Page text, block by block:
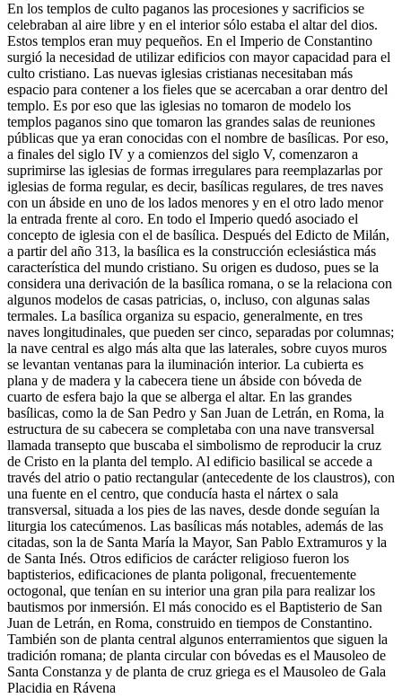
En los templos de culto paganos las procesiones y sacrificios se
celebraban al aire libre y en el interior sólo estaba el altar del dios.
Estos templos eran muy pequeños. En el Imperio de Constantino
surgió la necesidad de utilizar edificios con mayor capacidad para el
culto cristiano. Las nuevas iglesias cristianas necesitaban más
espacio para contener a los fieles que se acercaban a orar dentro del
templo. Es por eso que las iglesias no tomaron de modelo los
templos paganos sino que tomaron las grandes salas de reuniones
públicas que ya eran conocidas con el nombre de basílicas. Por eso,
a finales del siglo IV y a comienzos del siglo V, comenzaron a
suprimirse las iglesias de formas irregulares para reemplazarlas por
iglesias de forma regular, es decir, basílicas regulares, de tres naves
con un ábside en uno de los lados menores y en el otro lado menor
la entrada frente al coro. En todo el Imperio quedó asociado el
concepto de iglesia con el de basílica. Después del Edicto de Milán,
a partir del año 313, la basílica es la construcción eclesiástica más
característica del mundo cristiano. Su origen es dudoso, pues se la
considera una derivación de la basílica romana, o se la relaciona con
algunos modelos de casas patricias, o, incluso, con algunas salas
termales. La basílica organiza su espacio, generalmente, en tres
naves longitudinales, que pueden ser cinco, separadas por columnas;
la nave central es algo más alta que las laterales, sobre cuyos muros
se levantan ventanas para la iluminación interior. La cubierta es
plana y de madera y la cabecera tiene un ábside con bóveda de
cuarto de esfera bajo la que se alberga el altar. En las grandes
basílicas, como la de San Pedro y San Juan de Letrán, en Roma, la
estructura de su cabecera se completaba con una nave transversal
llamada transepto que buscaba el simbolismo de reproducir la cruz
de Cristo en la planta del templo. Al edificio basilical se accede a
través del atrio o patio rectangular (antecedente de los claustros), con
una fuente en el centro, que conducía hasta el nártex o sala
transversal, situada a los pies de las naves, desde donde seguían la
liturgia los catecúmenos. Las basílicas más notables, además de las
citadas, son la de Santa María la Mayor, San Pablo Extramuros y la
de Santa Inés. Otros edificios de carácter religioso fueron los
baptisterios, edificaciones de planta poligonal, frecuentemente
octogonal, que tenían en su interior una gran pila para realizar los
bautismos por inmersión. El más conocido es el Baptisterio de San
Juan de Letrán, en Roma, construido en tiempos de Constantino.
También son de planta central algunos enterramientos que siguen la
tradición romana; de planta circular con bóvedas es el Mausoleo de
Santa Constanza y de planta de cruz griega es el Mausoleo de Gala
Placidia en Rávena